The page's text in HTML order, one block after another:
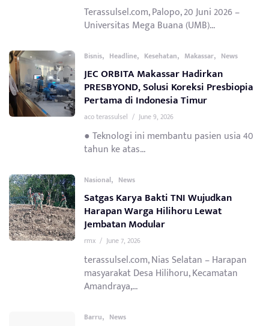
Terassulsel.com, Palopo, 20 Juni 2026 –
Universitas Mega Buana (UMB)...
Bisnis, Headline, Kesehatan, Makassar, News
JEC ORBITA Makassar Hadirkan
PRESBYOND, Solusi Koreksi Presbiopia
Pertama di Indonesia Timur
aco terassulsel / June 9, 2026
● Teknologi ini membantu pasien usia 40
tahun ke atas...
Nasional, News
Satgas Karya Bakti TNI Wujudkan
Harapan Warga Hilihoru Lewat
Jembatan Modular
rmx / June 7, 2026
terassulsel.com, Nias Selatan – Harapan
masyarakat Desa Hilihoru, Kecamatan
Amandraya,...
Barru, News